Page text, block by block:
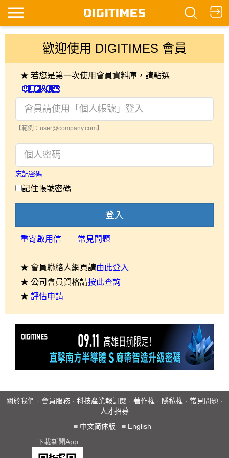
歡迎使用 DIGITIMES 會員
★ 若您是第一次使用會員資料庫，請點選
【範例：user@company.com】
忘記密碼
記住帳號密碼
登入
重寄啟用信 常見問題
★ 會員聯絡人網頁請由此登入
★ 公司會員資格請按此查詢
★ 評估申請
關於我們 · 會員服務 · 科技產業報訂閱 · 著作權 · 隱私權 · 常見問題 ·
人才招募
■ 中文简体版 ■ English
下載新聞App